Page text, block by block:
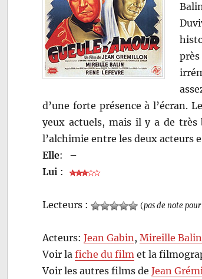
d’une forte présence à l’écran.
yeux actuels, mais il y a de
l’alchimie entre les deux acteurs
Elle:
–
Lui :
Lecteurs : (pas de note
Acteurs:Jean Gabin,Mireille Balin
Voir lafiche du film et la
Voir les autres films deJean